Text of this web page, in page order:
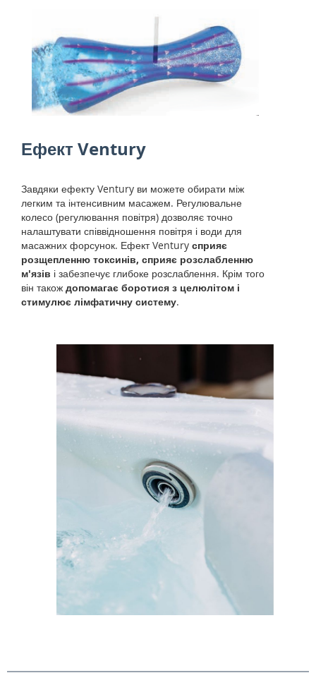
Ефект Ventury
Завдяки ефекту Ventury ви можете обирати між
легким та інтенсивним масажем. Регулювальне
колесо (регулювання повітря) дозволяє точно
налаштувати співвідношення повітря і води для
масажних форсунок. Ефект Ventury сприяє
розщепленню токсинів, сприяє розслабленню
м'язів і забезпечує глибоке розслаблення. Крім того
він також допомагає боротися з целюлітом і
стимулює лімфатичну систему.